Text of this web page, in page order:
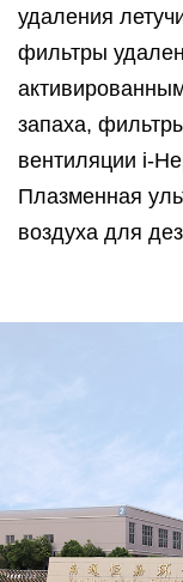
удаления
фильтры
запаха,
вентиляции i-
Плазменная
воздуха для
рынке
предлагает не
Компания
провинции